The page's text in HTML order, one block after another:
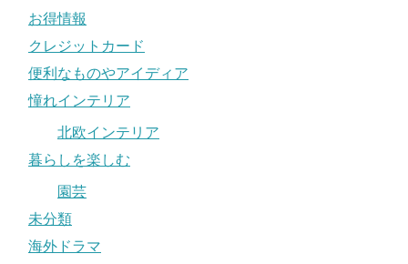
お得情報
クレジットカード
便利なものやアイディア
憧れインテリア
北欧インテリア
暮らしを楽しむ
園芸
未分類
海外ドラマ